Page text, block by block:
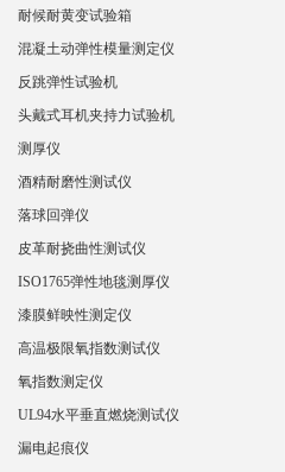
耐候耐黄变试验箱
混凝土动弹性模量测定仪
反跳弹性试验机
头戴式耳机夹持力试验机
测厚仪
酒精耐磨性测试仪
落球回弹仪
皮革耐挠曲性测试仪
ISO1765弹性地毯测厚仪
漆膜鲜映性测定仪
高温极限氧指数测试仪
氧指数测定仪
UL94水平垂直燃烧测试仪
漏电起痕仪